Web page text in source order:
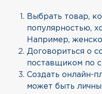
Выбрать товар,
популярностью,
Например,
Договориться о
поставщиком по
Создать онлайн-
может быть